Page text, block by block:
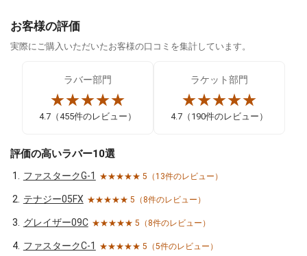
お客様の評価
実際にご購入いただいたお客様の口コミを集計しています。
ラバー部門
★★★★★
4.7（455件のレビュー）
ラケット部門
★★★★★
4.7（190件のレビュー）
評価の高いラバー10選
ファスタークG-1 ★★★★★ 5（13件のレビュー）
テナジー05FX ★★★★★ 5（8件のレビュー）
グレイザー09C ★★★★★ 5（8件のレビュー）
ファスタークC-1 ★★★★★ 5（5件のレビュー）